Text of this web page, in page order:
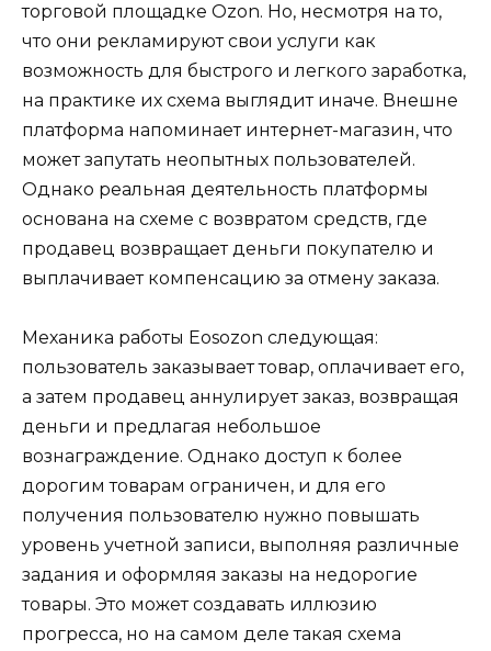
торговой площадке Ozon. Но, несмотря на то,
что они рекламируют свои услуги как
возможность для быстрого и легкого заработка,
на практике их схема выглядит иначе. Внешне
платформа напоминает интернет-магазин, что
может запутать неопытных пользователей.
Однако реальная деятельность платформы
основана на схеме с возвратом средств, где
продавец возвращает деньги покупателю и
выплачивает компенсацию за отмену заказа.
Механика работы Eosozon следующая:
пользователь заказывает товар, оплачивает его,
а затем продавец аннулирует заказ, возвращая
деньги и предлагая небольшое
вознаграждение. Однако доступ к более
дорогим товарам ограничен, и для его
получения пользователю нужно повышать
уровень учетной записи, выполняя различные
задания и оформляя заказы на недорогие
товары. Это может создавать иллюзию
прогресса, но на самом деле такая схема